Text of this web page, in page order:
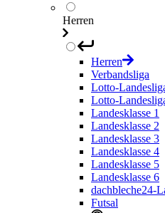
Herren
Herren
Verbandsliga
Lotto-
Lotto-
Landesklasse 1
Landesklasse 2
Landesklasse 3
Landesklasse 4
Landesklasse 5
Landesklasse 6
dachbleche24-
Futsal